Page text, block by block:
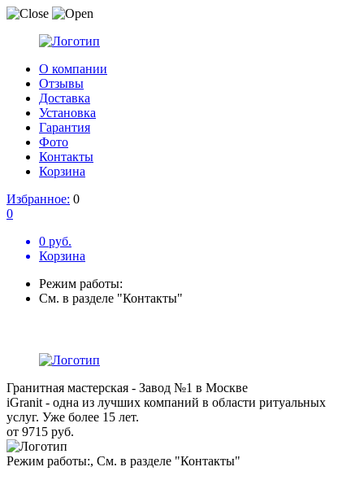
О компании
Отзывы
Доставка
Установка
Гарантия
Фото
Контакты
Корзина
Избранное: 0
0
0 руб.
Корзина
Режим работы:
См. в разделе "Контакты"
Гранитная мастерская - Завод №1 в Москве
iGranit - одна из лучших компаний в области ритуальных
услуг. Уже более 15 лет.
от 9715 руб.
Режим работы:, См. в разделе "Контакты"